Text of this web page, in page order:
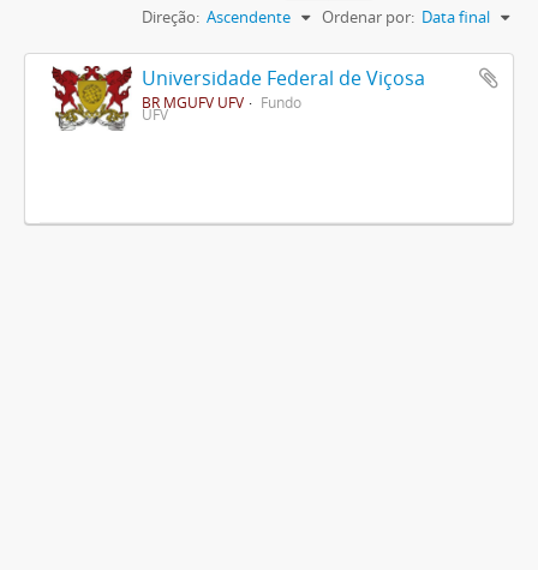
Ordenar por: Data final
Direção: Ascendente
Universidade Federal de Viçosa
BR MGUFV UFV Fundo
UFV